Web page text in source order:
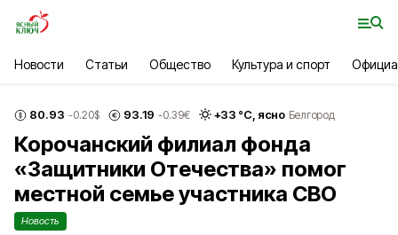
Новости Статьи Общество Культура и спорт
80.93 -0.20$ 93.19 -0.39€ +33 °С, ясно Белгород
Корочанский филиал фонда
«Защитники Отечества» помог
местной семье участника СВО
Новость